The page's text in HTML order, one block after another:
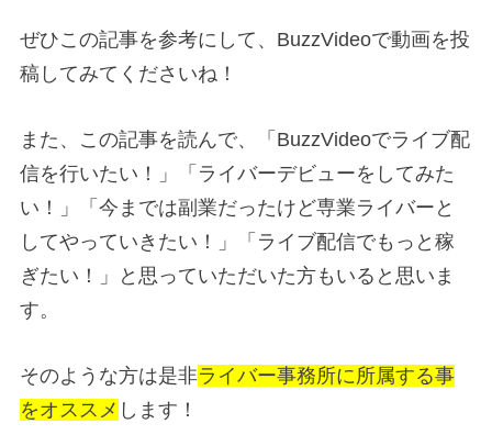
ぜひこの記事を参考にして、BuzzVideoで動画を投
稿してみてくださいね！
また、この記事を読んで、「BuzzVideoでライブ配
信を行いたい！」「ライバーデビューをしてみた
い！」「今までは副業だったけど専業ライバーと
してやっていきたい！」「ライブ配信でもっと稼
ぎたい！」と思っていただいた方もいると思いま
す。
そのような方は是非ライバー事務所に所属する事
をオススメ します！